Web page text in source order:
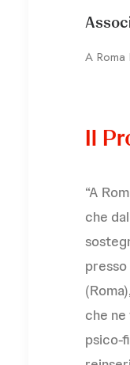
A Roma
Il
“A
che
che
psico-